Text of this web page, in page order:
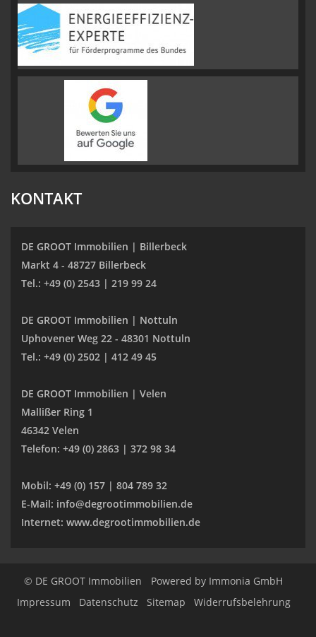
KONTAKT
DE GROOT Immobilien | Billerbeck
Markt 4 - 48727 Billerbeck
Tel.: +49 (0) 2543 | 219 99 24
DE GROOT Immobilien | Nottuln
Uphovener Weg 22 - 48301 Nottuln
Tel.: +49 (0) 2502 | 412 49 45
DE GROOT Immobilien | Velen
Mallißer Ring 1
46342 Velen
Telefon: +49 (0) 2863 | 372 98 34
Mobil: +49 (0) 157 | 804 789 32
E-Mail: info@degrootimmobilien.de
Internet: www.degrootimmobilien.de
© DE GROOT Immobilien Powered by Immonia GmbH
Impressum
Datenschutz Sitemap Widerrufsbelehrung